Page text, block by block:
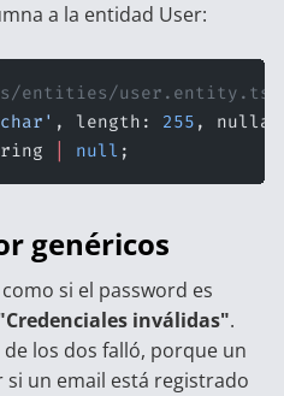
a la entidad User:
entities/user.entity.ts
, length: 255 ,
null ;
genéricos
si el password es
inválidas".
los dos falló, porque un
un email está registrado